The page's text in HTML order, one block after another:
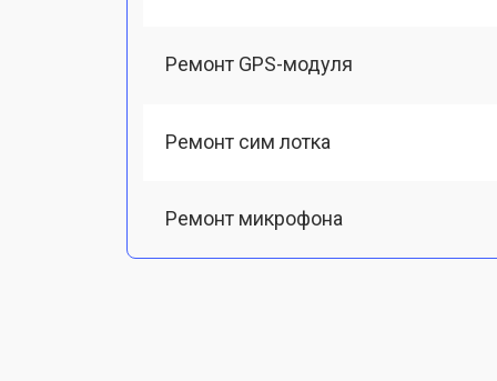
Ремонт GPS-модуля
Ремонт сим лотка
Ремонт микрофона